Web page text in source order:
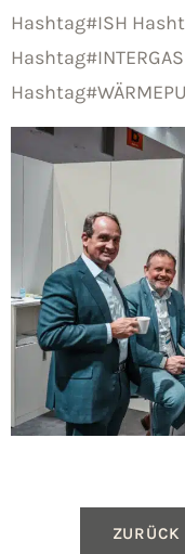
Hashtag#ISH
Hashtag#INTERGAS